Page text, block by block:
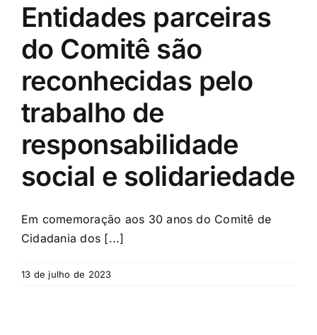
Entidades parceiras
do Comitê são
reconhecidas pelo
trabalho de
responsabilidade
social e solidariedade
Em comemoração aos 30 anos do Comitê de
Cidadania dos [...]
13 de julho de 2023